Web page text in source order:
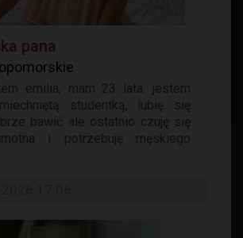
pana
emilia, mam 23 lata. jestem
studentką, lubię się
bawić ale ostatnio czuję się
i potrzebuję męskiego